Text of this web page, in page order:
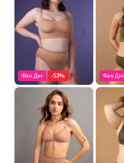
Фан Дні -53% Фан Дні